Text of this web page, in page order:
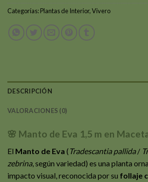
Categorías:Plantas de Interior,Vivero
DESCRIPCIÓN
VALORACIONES (0)
🌸 Manto de Eva 1,5 m en
El Manto de Eva ( Tradescantia pallida/
zebrina, según variedad) es una planta
impacto visual, reconocida por su follaje